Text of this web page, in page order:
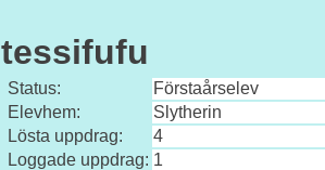
tessifufu
Status:
Förstaårselev
Elevhem:
Slytherin
Lösta uppdrag:
4
Loggade uppdrag: 1